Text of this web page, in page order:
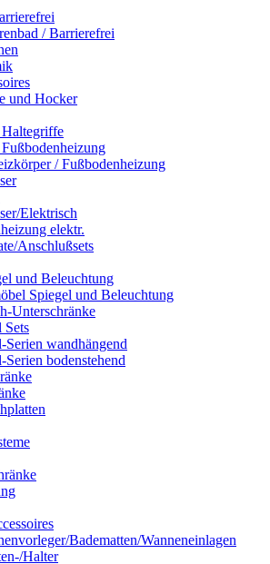
/ Barrierefrei
und Hocker
/ Fußbodenheizung
Elektrisch
elektr.
Anschlußsets
und Beleuchtung
Spiegel und Beleuchtung
Unterschränke
Sets
Serien wandhängend
Serien bodenstehend
Badematten/Wanneneinlagen
Halter